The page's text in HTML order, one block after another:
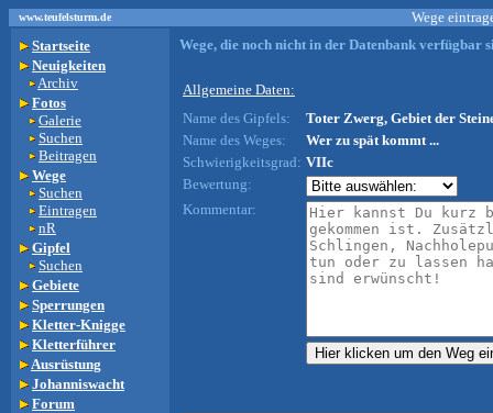
www.teufelsturm.de
Wege
Startseite
Neuigkeiten
Archiv
Fotos
Galerie
Suchen
Beitragen
Wege
Suchen
Eintragen
nR
Gipfel
Suchen
Gebiete
Sperrungen
Kletter-Knigge
Kletterführer
Ausrüstung
Johanniswacht
Forum
Wege, die noch nicht in der Datenbank verfügbar
Allgemeine Daten:
Name des Gipfels:
Toter Zwerg, Gebiet der
Name des Weges:
Wer zu spät kommt ...
Schwierigkeitsgrad: VIIc
Bewertung:
Kommentar: